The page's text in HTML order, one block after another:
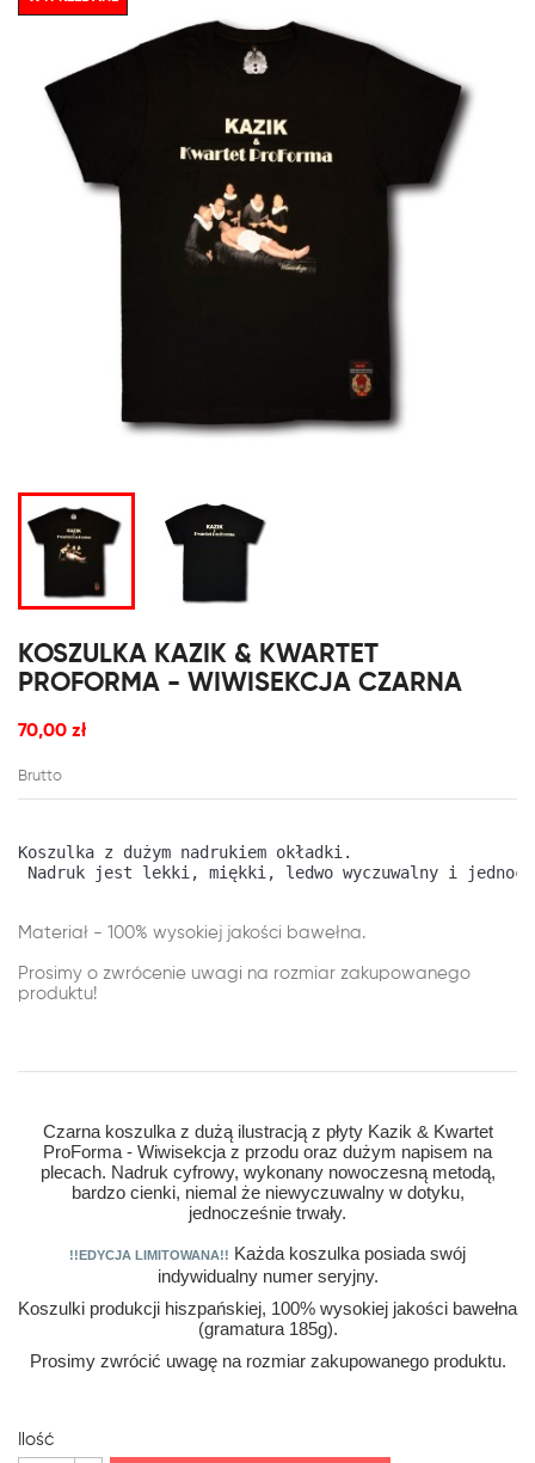
KOSZULKA KAZIK & KWARTET
PROFORMA - WIWISEKCJA CZARNA
70,00 zł
Brutto
Koszulka z dużym nadrukiem okładki.
Nadruk jest lekki, miękki, ledwo wyczuwalny i
Materiał - 100% wysokiej jakości bawełna.
Prosimy o zwrócenie uwagi na rozmiar zakupowanego
produktu!
Czarna koszulka z dużą ilustracją z płyty Kazik & Kwartet
ProForma - Wiwisekcja z przodu oraz dużym napisem na
plecach. Nadruk cyfrowy, wykonany nowoczesną metodą,
bardzo cienki, niemal że niewyczuwalny w dotyku,
jednocześnie trwały.
!!EDYCJA LIMITOWANA!! Każda koszulka posiada swój
indywidualny numer seryjny.
Koszulki produkcji hiszpańskiej, 100% wysokiej jakości bawełna
(gramatura 185g).
Prosimy zwrócić uwagę na rozmiar zakupowanego produktu.
Ilość